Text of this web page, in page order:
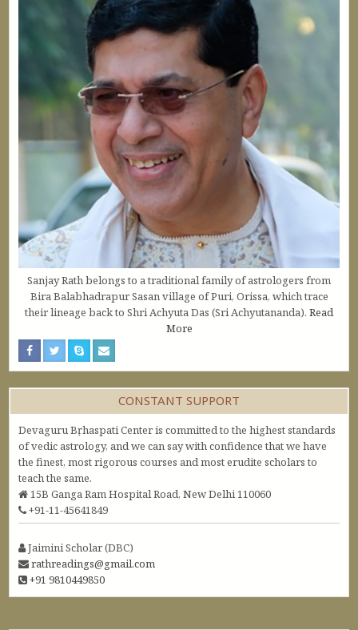
Sanjay Rath belongs to a traditional family of astrologers from
Bira Balabhadrapur Sasan village of Puri, Orissa, which trace
their lineage back to Shri Achyuta Das (Sri Achyutananda). Read
More
CONSTANT SUPPORT
Devaguru Bṛhaspati Center is committed to the highest standards
of vedic astrology, and we can say with confidence that we have
the finest, most rigorous courses and most erudite scholars to
teach the same.
15B Ganga Ram Hospital Road, New Delhi 110060
+91-11-45641849
Jaimini Scholar (DBC)
rathreadings@gmail.com
+91 9810449850